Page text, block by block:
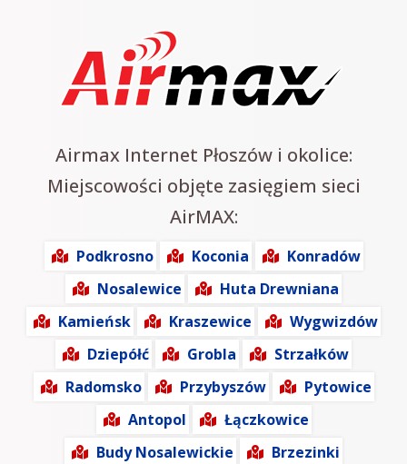
Airmax Internet Płoszów i okolice:
Miejscowości objęte zasięgiem sieci
AirMAX:
Podkrosno Koconia
Konradów
Nosalewice
Huta Drewniana
Kamieńsk
Kraszewice
Wygwizdów
Dziepółć
Grobla
Strzałków
Radomsko
Przybyszów
Pytowice
Antopol
Łączkowice
Budy Nosalewickie
Brzezinki